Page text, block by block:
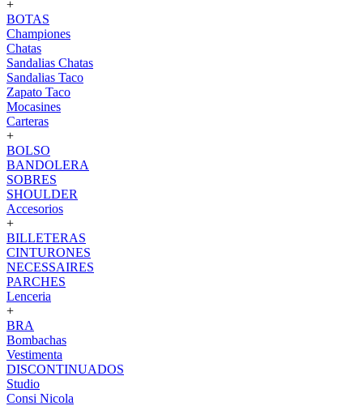
+
BOTAS
Championes
Chatas
Sandalias Chatas
Sandalias Taco
Zapato Taco
Mocasines
Carteras
+
BOLSO
BANDOLERA
SOBRES
SHOULDER
Accesorios
+
BILLETERAS
CINTURONES
NECESSAIRES
PARCHES
Lenceria
+
BRA
Bombachas
Vestimenta
DISCONTINUADOS
Studio
Consi Nicola